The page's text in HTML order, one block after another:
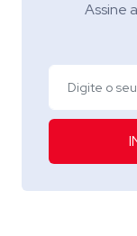
Assine